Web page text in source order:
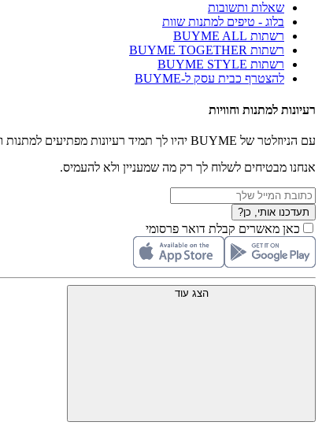
שאלות ותשובות
בלוג - טיפים למתנות שוות
רשתות BUYME ALL
רשתות BUYME TOGETHER
רשתות BUYME STYLE
להצטרף כבית עסק ל-BUYME
רעיונות למתנות וחוויות
עם הניוזלטר של BUYME יהיו לך תמיד רעיונות מפתיעים למתנות וחוויות.
אנחנו מבטיחים לשלוח לך רק מה שמעניין ולא להעמיס.
תעדכנו אותי, כן?
כאן מאשרים קבלת דואר פרסומי
הצג עוד